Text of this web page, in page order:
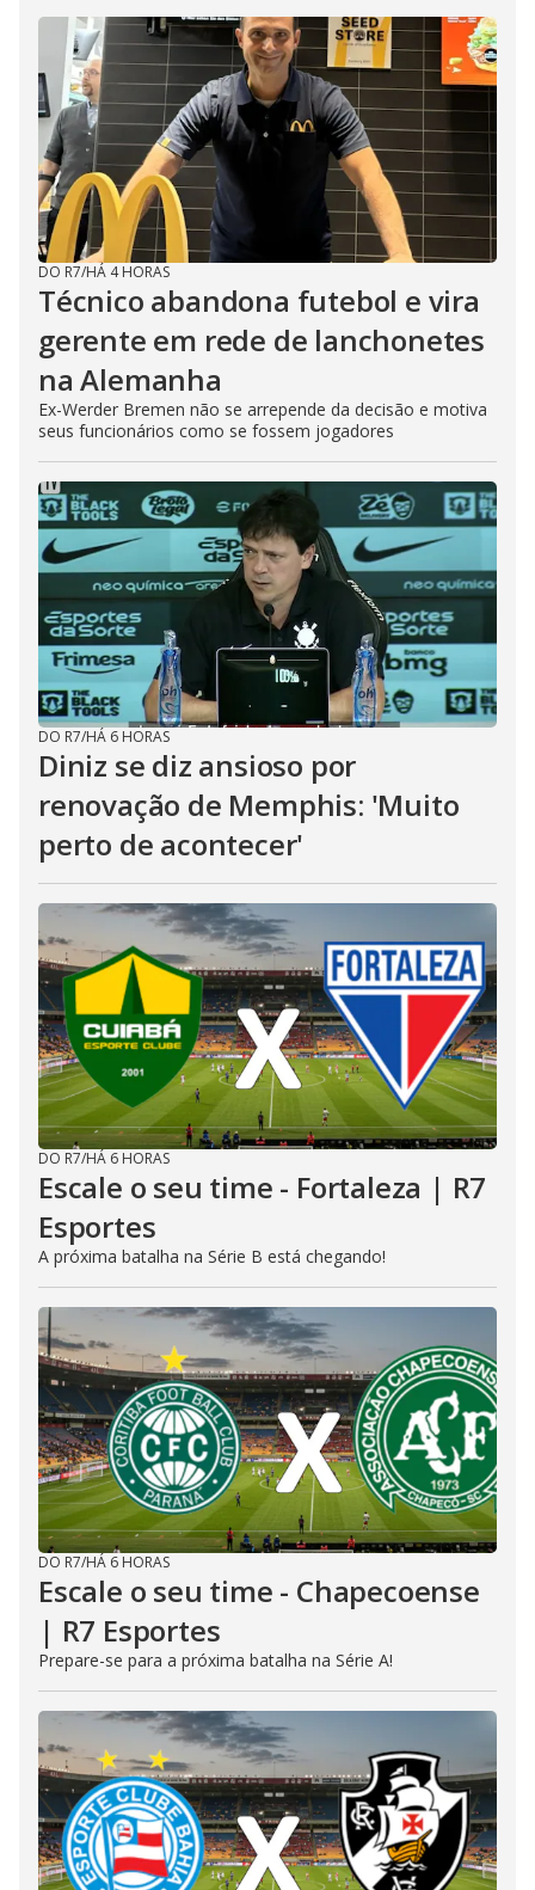
DO R7/HÁ 4 HORAS
Técnico abandona futebol e vira
gerente em rede de lanchonetes
na Alemanha
Ex-Werder Bremen não se arrepende da decisão e motiva
seus funcionários como se fossem jogadores
DO R7/HÁ 6 HORAS
Diniz se diz ansioso por
renovação de Memphis: 'Muito
perto de acontecer'
DO R7/HÁ 6 HORAS
Escale o seu time - Fortaleza | R7
Esportes
A próxima batalha na Série B está chegando!
DO R7/HÁ 6 HORAS
Escale o seu time - Chapecoense
| R7 Esportes
Prepare-se para a próxima batalha na Série A!